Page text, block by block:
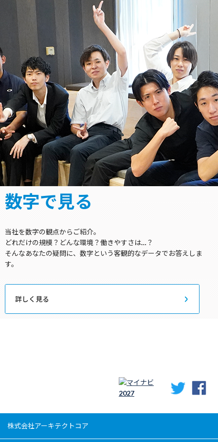
数字で見る
当社を数字の観点からご紹介。
どれだけの規模？どんな環境？働きやすさは…？
そんなあなたの疑問に、数字という客観的なデータでお答えしま
す。
詳しく見る
株式会社アーキテクトコア